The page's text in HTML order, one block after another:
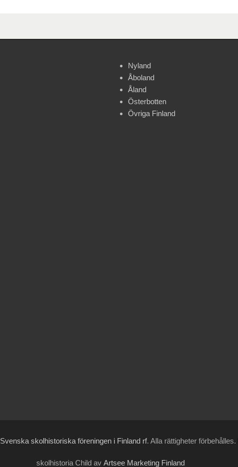
Nyland
Åboland
Åland
Österbotten
Övriga Finland
Svenska skolhistoriska föreningen i Finland rf. Alla rättigheter förbehålles.
skolhistoria Child av Artsee Marketing Finland